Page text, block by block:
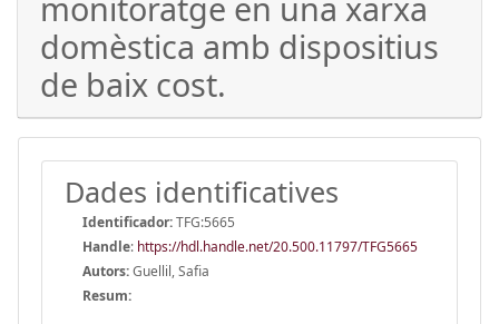
domèstica amb dispositius
de baix cost.
Dades identificatives
Identificador:TFG:5665
Handle: https://hdl.handle.net/20.500.11797/TFG5665
Autors:Guellil, Safia
Resum: